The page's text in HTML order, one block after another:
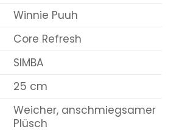
Winnie Puuh
Core Refresh
SIMBA
25 cm
Weicher, anschmiegsamer
Plüsch